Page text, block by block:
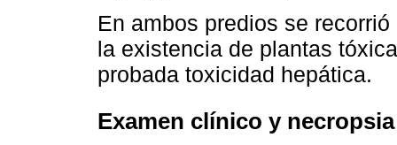
En ambos predios se
la existencia de plantas
probada toxicidad hepática.
Examen clínico y necropsia